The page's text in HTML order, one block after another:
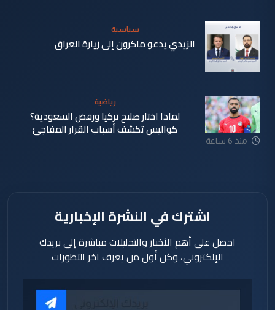
سياسية
الزيدي يدعو ماكرون إلى زيارة العراق
منذ 6 ساعة
رياضية
لماذا اختار صلاح تركيا ورفض السعودية؟
كواليس تكشف أسباب القرار المفاجئ
اشترك في النشرة الإخبارية
احصل على أهم الأخبار والتحليلات مباشرة إلى بريدك
الإلكتروني، وكن أول من يعرف آخر التطورات